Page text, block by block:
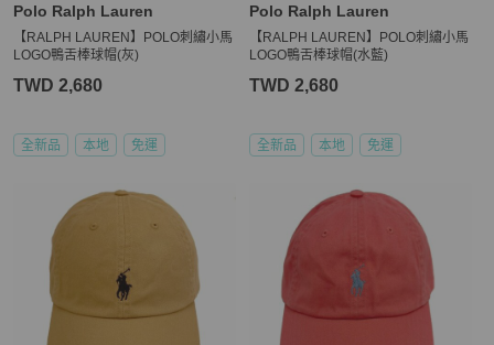
Polo Ralph Lauren
【RALPH LAUREN】POLO刺繡小馬
LOGO鴨舌棒球帽(灰)
TWD 2,680
全新品 本地 免運
Polo Ralph Lauren
【RALPH LAUREN】POLO刺繡小馬
LOGO鴨舌棒球帽(水藍)
TWD 2,680
全新品 本地 免運